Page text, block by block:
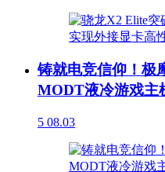
铸就电竞信仰！极
MODT液冷游戏主
5 08.03